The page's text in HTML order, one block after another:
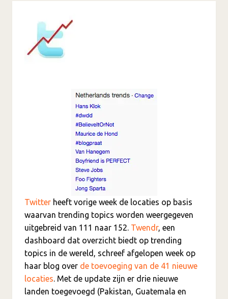
Twitter heeft vorige week de locaties op basis
waarvan trending topics worden weergegeven
uitgebreid van 111 naar 152. Twendr, een
dashboard dat overzicht biedt op trending
topics in de wereld, schreef afgelopen week op
haar blog over de toevoeging van de 41 nieuwe
locaties. Met de update zijn er drie nieuwe
landen toegevoegd (Pakistan, Guatemala en